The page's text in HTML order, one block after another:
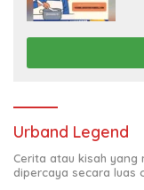
Urband Legend
Cerita atau kisah yang
dipercaya secara luas